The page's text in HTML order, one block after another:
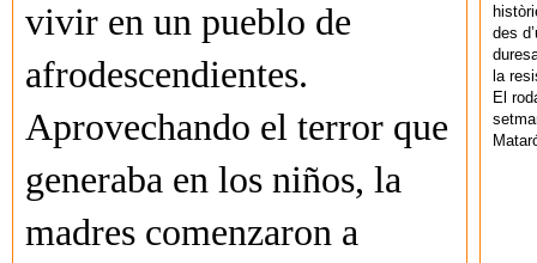
vivir en un pueblo de
afrodescendientes.
Aprovechando el terror que
generaba en los niños, la
madres comenzaron a
des
la
El